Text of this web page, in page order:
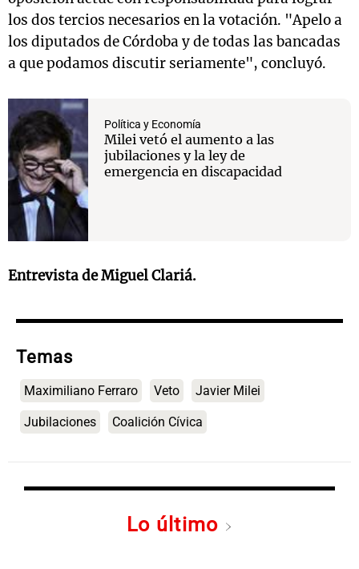
los dos tercios necesarios en la votación. "Apelo a
los diputados de Córdoba y de todas las bancadas
a que podamos discutir seriamente", concluyó.
Política y Economía
Milei vetó el aumento a las
jubilaciones y la ley de
emergencia en discapacidad
Entrevista de Miguel Clariá.
Temas
Maximiliano Ferraro Veto Javier Milei
Jubilaciones Coalición Cívica
Lo último